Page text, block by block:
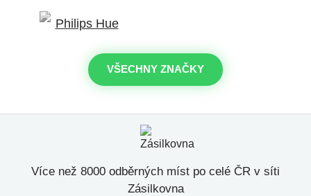
VŠECHNY ZNAČKY
Více než 8000 odběrných míst po celé ČR v síti
Zásilkovna